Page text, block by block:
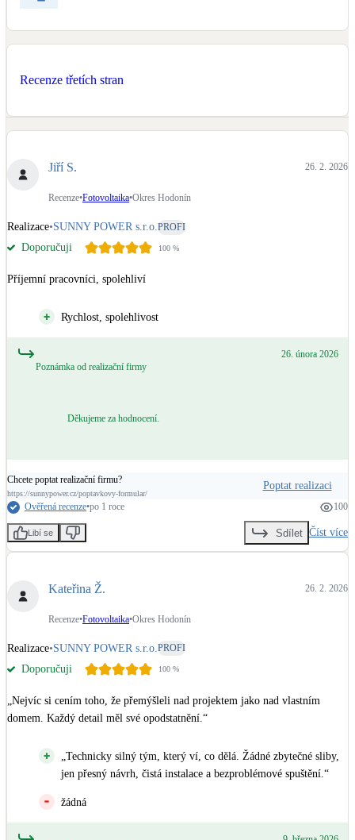
Hlavní zdroje vytápění
Bateriové úložiště
Stínicí technika
Šedá i černá odpadní voda
Kamna / krby
Doplňkové zdroje vytápění
Akumulace dešťovky
Zelená střecha
Malé i velké turbíny
Recenze třetích stran
Jiří S. 26. 2. 2026
Recenze•Fotovoltaika•Okres Hodonín
Realizace•SUNNY POWER s.r.o.PROFI
Doporučuji 100 %
Příjemní pracovníci, spolehliví
Rychlost, spolehlivost
Poznámka od realizační firmy
26. února 2026
Děkujeme za hodnocení.
Chcete poptat realizační firmu?
https://sunnypower.cz/poptavkovy-formular/
Poptat realizaci
Ověřená recenze•po 1 roce 100
Libí se Sdílet Číst více
Kateřina Ž. 26. 2. 2026
Recenze•Fotovoltaika•Okres Hodonín
Realizace•SUNNY POWER s.r.o. PROFI
Doporučuji 100 %
„Nejvíc si cením toho, že přemýšleli nad projektem jako nad vlastním
domem. Každý detail měl své opodstatnění.“
„Technicky silný tým, který ví, co dělá. Žádné zbytečné sliby,
jen přesný návrh, čistá instalace a bezproblémové spuštění.“
žádná